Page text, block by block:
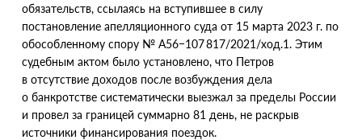
обязательств, ссылаясь на вступившее в силу
постановление апелляционного суда от 15 марта 2023 г. по
обособленному спору № А56−107 817/2021/ход.1. Этим
судебным актом было установлено, что Петров
в отсутствие доходов после возбуждения дела
о банкротстве систематически выезжал за пределы России
и провел за границей суммарно 81 день, не раскрыв
источники финансирования поездок.